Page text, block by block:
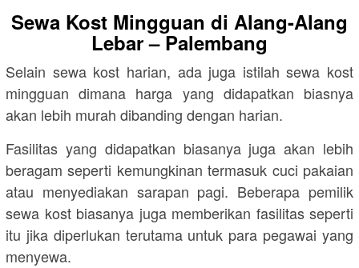
Sewa Kost Mingguan di Alang-Alang
Lebar – Palembang
Selain sewa kost harian, ada juga istilah sewa kost
mingguan dimana harga yang didapatkan biasnya
akan lebih murah dibanding dengan harian.
Fasilitas yang didapatkan biasanya juga akan lebih
beragam seperti kemungkinan termasuk cuci pakaian
atau menyediakan sarapan pagi. Beberapa pemilik
sewa kost biasanya juga memberikan fasilitas seperti
itu jika diperlukan terutama untuk para pegawai yang
menyewa.